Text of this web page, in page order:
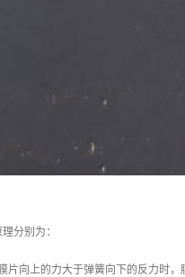
分别为：
片向上的力大于弹簧向下的反力时